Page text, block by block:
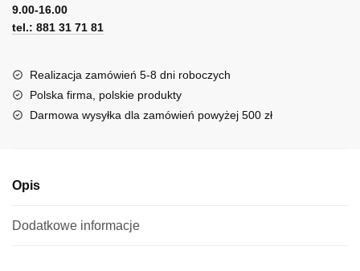
wzorem
9.00-16.00
tel.: 881 31 71 81
Realizacja zamówień 5-8 dni roboczych
Polska firma, polskie produkty
Darmowa wysyłka dla zamówień powyżej 500 zł
Opis
Dodatkowe informacje